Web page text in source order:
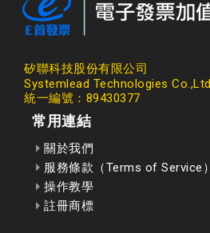
矽聯科技股份有限公司
Systemlead Technologies Co.,Ltd
統一編號：89430377
常用連結
關於我們
服務條款（Terms of Service）
操作教學
註冊商標